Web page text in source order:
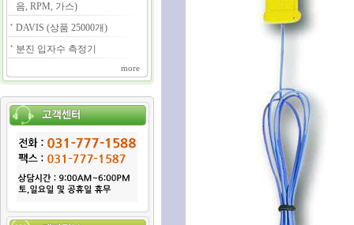
음, RPM, 가스)
DAVIS (상품 25000개)
분진 입자수 측정기
more